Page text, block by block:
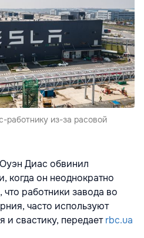
работнику из-за расовой
Диас обвинил
когда он неоднократно
работники завода во
часто используют
и свастику, передаетrbc.ua